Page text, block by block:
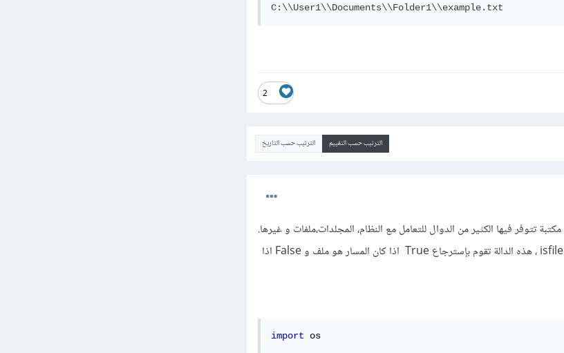
C:\\User1\\Documents\\Folder1\\example.txt
2
الترتيب حسب التقييم الترتيب حسب التاريخ
في مكتبة os تقوم بإستعمال path مع دالة isfile ، هذه الدالة تقوم بإسترجاع True اذا كان المسار هو ملف و False اذا
import os